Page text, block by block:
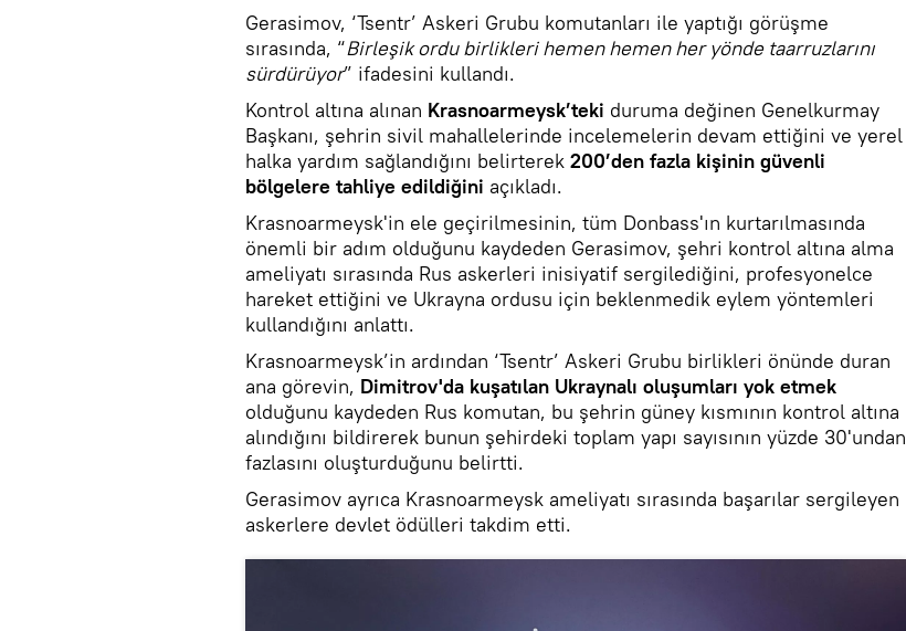
Gerasimov, ‘Tsentr’ Askeri Grubu komutanları ile yaptığı görüşme
sırasında, “Birleşik ordu birlikleri hemen hemen her yönde taarruzlarını
sürdürüyor” ifadesini kullandı.
Kontrol altına alınan Krasnoarmeysk’teki duruma değinen Genelkurmay
Başkanı, şehrin sivil mahallelerinde incelemelerin devam ettiğini ve yerel
halka yardım sağlandığını belirterek 200’den fazla kişinin güvenli
bölgelere tahliye edildiğini açıkladı.
Krasnoarmeysk'in ele geçirilmesinin, tüm Donbass'ın kurtarılmasında
önemli bir adım olduğunu kaydeden Gerasimov, şehri kontrol altına alma
ameliyatı sırasında Rus askerleri inisiyatif sergilediğini, profesyonelce
hareket ettiğini ve Ukrayna ordusu için beklenmedik eylem yöntemleri
kullandığını anlattı.
Krasnoarmeysk’in ardından ‘Tsentr’ Askeri Grubu birlikleri önünde duran
ana görevin, Dimitrov'da kuşatılan Ukraynalı oluşumları yok etmek
olduğunu kaydeden Rus komutan, bu şehrin güney kısmının kontrol altına
alındığını bildirerek bunun şehirdeki toplam yapı sayısının yüzde 30'undan
fazlasını oluşturduğunu belirtti.
Gerasimov ayrıca Krasnoarmeysk ameliyatı sırasında başarılar sergileyen
askerlere devlet ödülleri takdim etti.